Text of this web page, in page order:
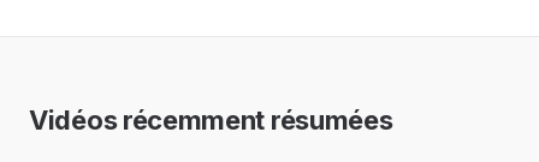
Vidéos récemment résumées